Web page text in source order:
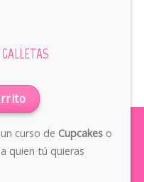
curso de Cupcakeso
quien tú quieras